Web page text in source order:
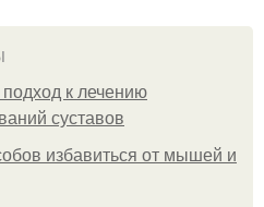
к лечению
суставов
избавиться от мышей и